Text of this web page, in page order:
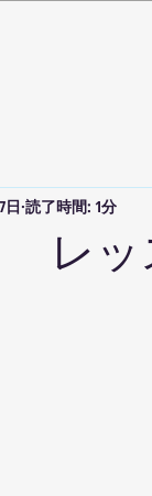
レ
日 読了時間: 1分